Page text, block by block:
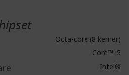
Octa-core (8 kerner)
Core™ i5
Intel®